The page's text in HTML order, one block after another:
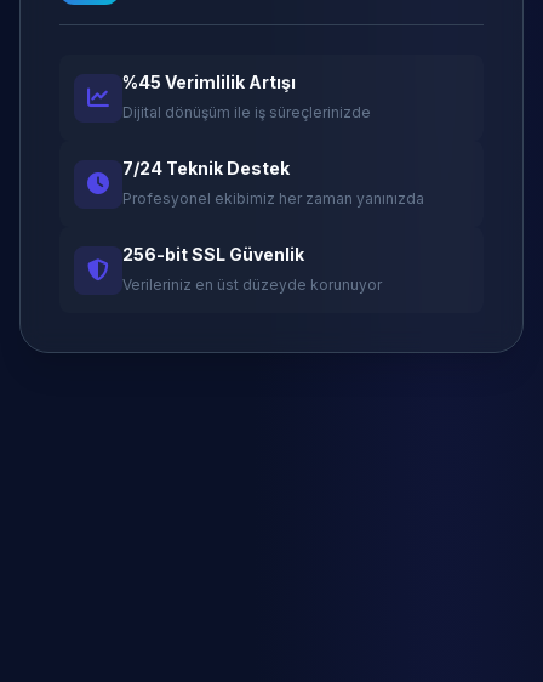
%45 Verimlilik Artışı
Dijital dönüşüm ile iş süreçlerinizde
7/24 Teknik Destek
Profesyonel ekibimiz her zaman yanınızda
256-bit SSL Güvenlik
Verileriniz en üst düzeyde korunuyor